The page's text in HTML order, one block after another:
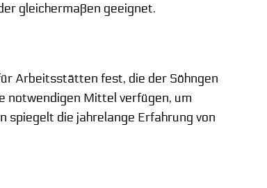
gleichermaßen geeignet.
Arbeitsstätten fest, die der Söhngen
notwendigen Mittel verfügen, um
spiegelt die jahrelange Erfahrung von